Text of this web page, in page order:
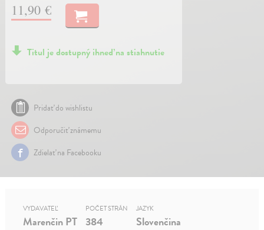
11,90 €
Titul je dostupný ihneď na stiahnutie
Pridať do wishlistu
Odporučiť známemu
Zdielať na Facebooku
VYDAVATEĽ
Marenčin PT
POČET STRÁN
384
JAZYK
Slovenčina